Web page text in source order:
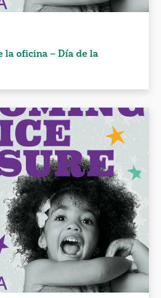
la oficina – Día de la